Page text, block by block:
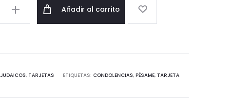
Añadir al carrito
, TARJETAS ETIQUETAS: CONDOLENCIAS, PÉSAME, TARJETA